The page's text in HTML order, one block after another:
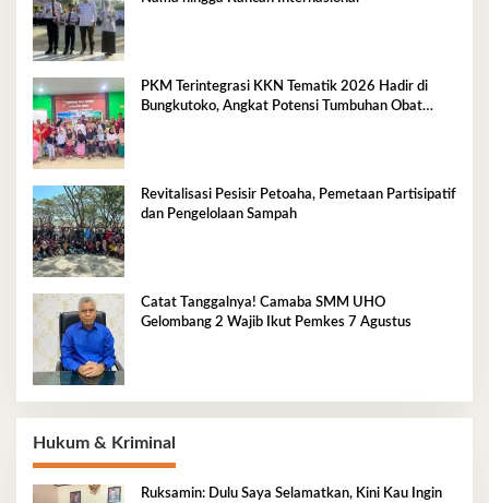
PKM Terintegrasi KKN Tematik 2026 Hadir di
Bungkutoko, Angkat Potensi Tumbuhan Obat
Revitalisasi Pesisir Petoaha, Pemetaan Partisipatif
dan Pengelolaan Sampah
Catat Tanggalnya! Camaba SMM UHO
Gelombang 2 Wajib Ikut Pemkes 7 Agustus
Hukum & Kriminal
Ruksamin: Dulu Saya Selamatkan, Kini Kau Ingin